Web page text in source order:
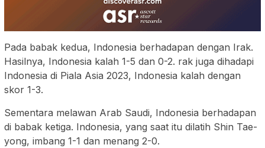
Pada babak kedua, Indonesia berhadapan dengan Irak.
Hasilnya, Indonesia kalah 1-5 dan 0-2. rak juga dihadapi
Indonesia di Piala Asia 2023, Indonesia kalah dengan
skor 1-3.
Sementara melawan Arab Saudi, Indonesia berhadapan
di babak ketiga. Indonesia, yang saat itu dilatih Shin Tae-
yong, imbang 1-1 dan menang 2-0.